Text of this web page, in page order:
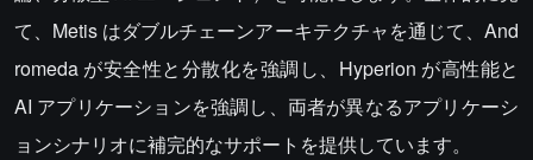
て、Metis はダブルチェーンアーキテクチャを通じて、And
romeda が安全性と分散化を強調し、Hyperion が高性能と
AI アプリケーションを強調し、両者が異なるアプリケーシ
ョンシナリオに補完的なサポートを提供しています。